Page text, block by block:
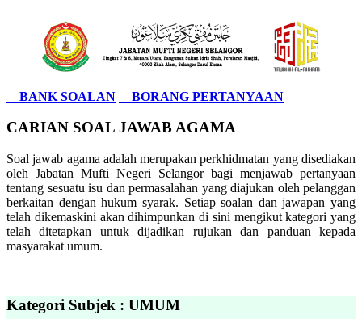
BANK SOALAN BORANG PERTANYAAN
CARIAN SOAL JAWAB AGAMA
Soal jawab agama adalah merupakan perkhidmatan yang disediakan
oleh Jabatan Mufti Negeri Selangor bagi menjawab pertanyaan
tentang sesuatu isu dan permasalahan yang diajukan oleh pelanggan
berkaitan dengan hukum syarak. Setiap soalan dan jawapan yang
telah dikemaskini akan dihimpunkan di sini mengikut kategori yang
telah ditetapkan untuk dijadikan rujukan dan panduan kepada
masyarakat umum.
Kategori Subjek : UMUM